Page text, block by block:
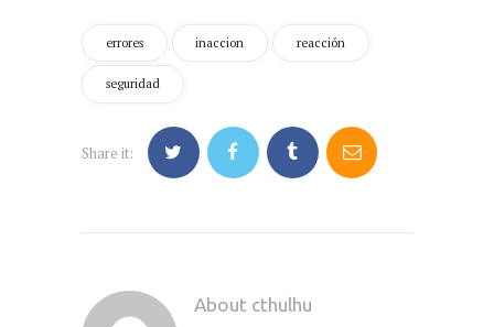
errores inaccion reacción
seguridad
Share it:
About cthulhu